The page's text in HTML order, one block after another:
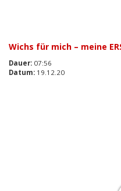
Wichs für mich – meine
Dauer: 07:56
Datum: 19.12.20